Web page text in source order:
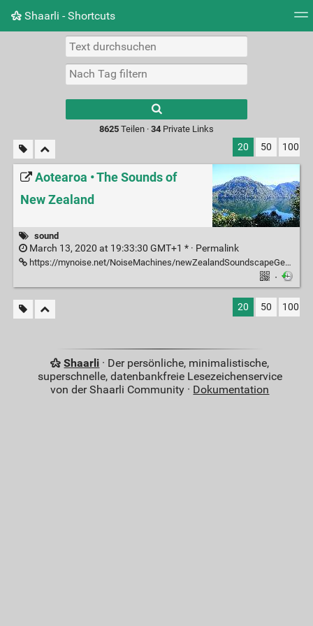
Shaarli - Shortcuts
Bildwand
results.
8625Teilen · 34Private Links
20 50 100
Aotearoa • The Sounds of
New Zealand
sound
March 13, 2020 at 19:33:30 GMT+1 * · Permalink
https://mynoise.net/NoiseMachines/newZealandSoundscapeGenerator.php
·
20 50 100
Shaarli · Der persönliche, minimalistische,
superschnelle, datenbankfreie Lesezeichenservice
von der Shaarli Community · Dokumentation